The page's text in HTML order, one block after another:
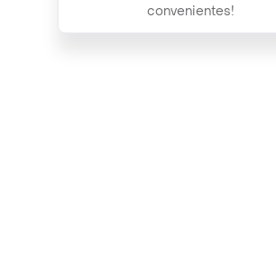
convenientes!